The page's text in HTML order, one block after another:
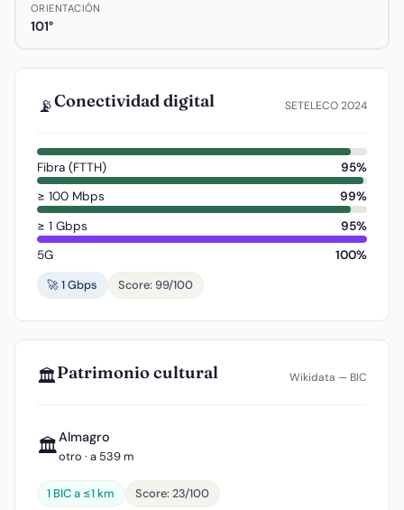
ORIENTACIÓN
101°
📡Conectividad digital SETELECO 2024
Fibra (FTTH)
95%
≥ 100 Mbps
99%
≥ 1 Gbps
95%
5G
100%
🚀 1 Gbps
Score: 99/100
🏛️Patrimonio cultural Wikidata — BIC
🏛️Almagro
otro · a 539 m
1 BIC a ≤1 km Score: 23/100